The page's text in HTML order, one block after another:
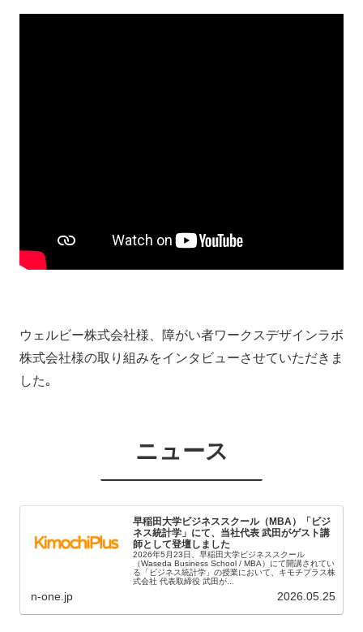
ウェルビー株式会社様、障がい者ワークスデザインラボ
株式会社様の取り組みをインタビューさせていただきま
した｡
ニュース
早稲田大学ビジネススクール（MBA）「ビジ
ネス統計学」にて、当社代表 武田がゲスト講
師として登壇しました
2026年5月23日、早稲田大学ビジネススクール
（Waseda Business School / MBA）にて開講されてい
る「ビジネス統計学」の授業において、キモチプラス株
式会社 代表取締役 武田が...
n-one.jp 2026.05.25